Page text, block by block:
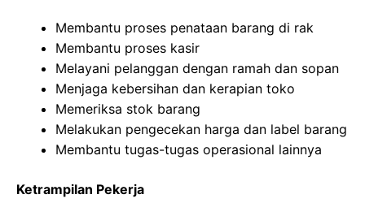
Membantu proses penataan barang di rak
Membantu proses kasir
Melayani pelanggan dengan ramah dan sopan
Menjaga kebersihan dan kerapian toko
Memeriksa stok barang
Melakukan pengecekan harga dan label barang
Membantu tugas-tugas operasional lainnya
Ketrampilan Pekerja